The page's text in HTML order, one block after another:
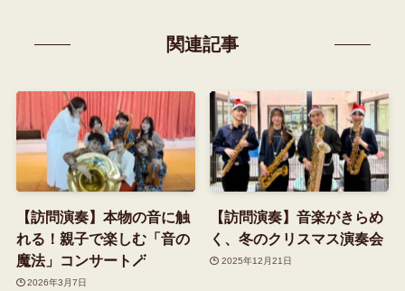
関連記事
【訪問演奏】本物の音に触
れる！親子で楽しむ「音の
魔法」コンサート🪄
2026年3月7日
【訪問演奏】音楽がきらめ
く、冬のクリスマス演奏会
2025年12月21日